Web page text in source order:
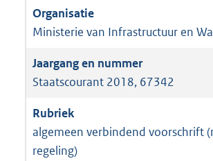
Ministerie van Infrastructuur en
Staatscourant 2018, 67342
algemeen verbindend voorschrift
regeling)